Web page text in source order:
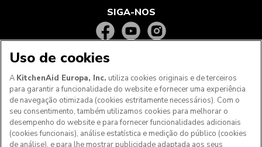
SIGA-NOS
Uso de cookies
A KitchenAid Europa, Inc. utiliza cookies originais e de terceiros
para garantir a funcionalidade do website e fornecer uma experiência
de navegação otimizada (cookies estritamente necessários). Com o
seu consentimento, também utilizamos cookies para melhorar o
desempenho do website e para fornecer funcionalidades adicionais
(cookies funcionais), análise estatística e medição do público (cookies